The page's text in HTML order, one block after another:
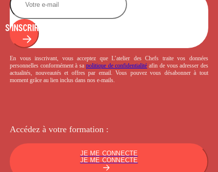
S'INSCRIRE
En vous inscrivant, vous acceptez que L’atelier des Chefs traite vos données
personnelles conformément à sa politique de confidentialité afin de vous adresser des
actualités, nouveautés et offres par email. Vous pouvez vous désabonner à tout
moment grâce au lien inclus dans nos e-mails.
Accédez à votre formation :
JE ME CONNECTE
JE ME CONNECTE